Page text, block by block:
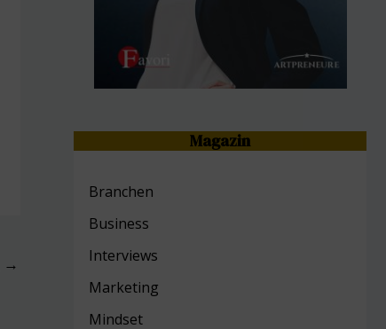
→
Magazin
Branchen
Business
Interviews
Marketing
Mindset